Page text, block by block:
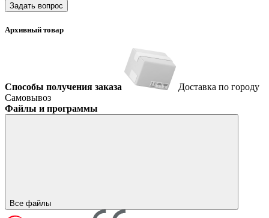
Задать вопрос
Архивный товар
Способы получения заказа
Доставка по городу
Самовывоз
Файлы и программы
Все файлы